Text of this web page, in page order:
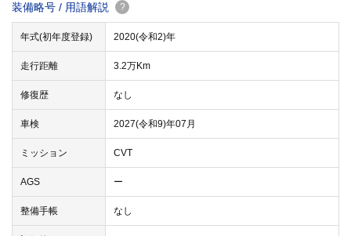
装備略号 / 用語解説 ?
年式(初年度登録) 2020(令和2)年
走行距離 3.2万Km
修復歴 なし
車検 2027(令和9)年07月
ミッション CVT
AGS ー
整備手帳 なし